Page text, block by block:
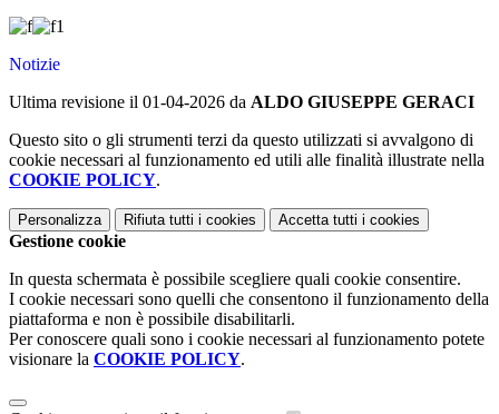
Notizie
Ultima revisione il 01-04-2026 da ALDO GIUSEPPE GERACI
Questo sito o gli strumenti terzi da questo utilizzati si avvalgono di
cookie necessari al funzionamento ed utili alle finalità illustrate nella
COOKIE POLICY.
Personalizza Rifiuta tutti i cookies Accetta tutti i cookies
Gestione cookie
In questa schermata è possibile scegliere quali cookie consentire.
I cookie necessari sono quelli che consentono il funzionamento della
piattaforma e non è possibile disabilitarli.
Per conoscere quali sono i cookie necessari al funzionamento potete
visionare la COOKIE POLICY.